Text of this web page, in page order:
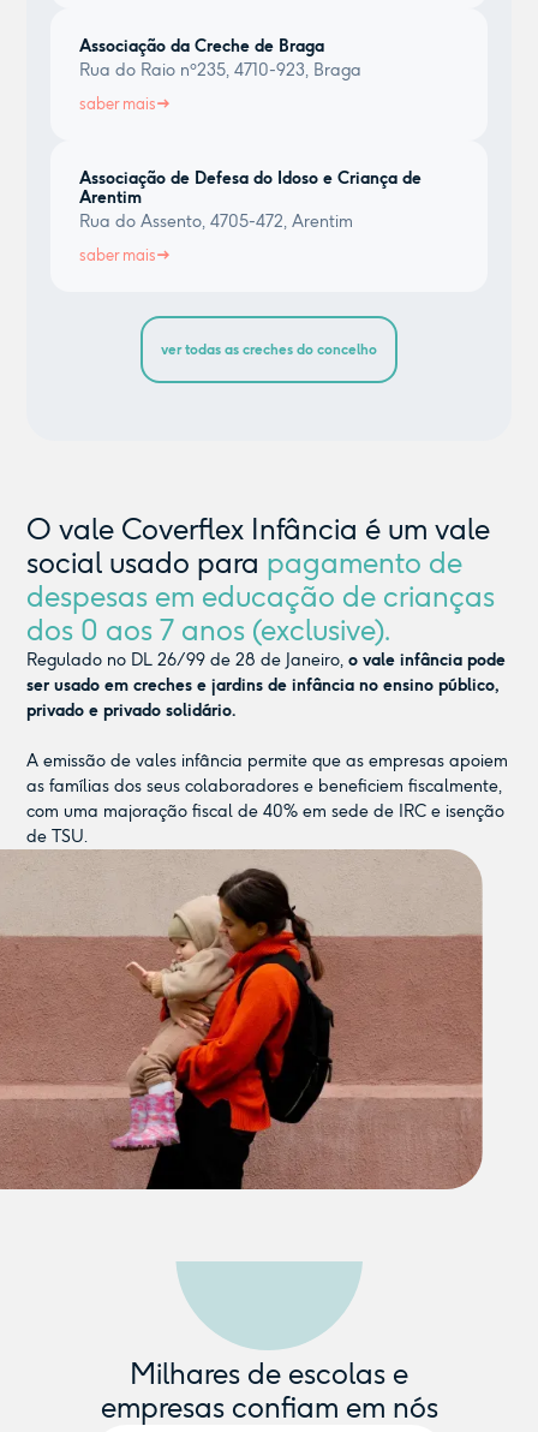
Associação da Creche de Braga
Rua do Raio nº235, 4710-923, Braga
saber mais
Associação de Defesa do Idoso e Criança de
Arentim
Rua do Assento, 4705-472, Arentim
saber mais
ver todas as creches do concelho
O vale Coverflex Infância é um vale
social usado para pagamento de
despesas em educação de crianças
dos 0 aos 7 anos (exclusive).
Regulado no DL 26/99 de 28 de Janeiro,o vale infância pode
ser usado em creches e jardins de infância no ensino público,
privado e privado solidário.
A emissão de vales infância permite que as empresas apoiem
as famílias dos seus colaboradores e beneficiem fiscalmente,
com uma majoração fiscal de 40% em sede de IRC e isenção
de TSU.
Milhares de escolas e
empresas confiam em nós